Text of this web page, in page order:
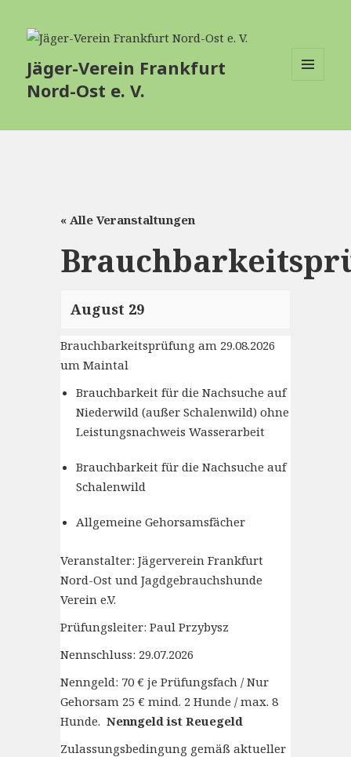
Jäger-Verein Frankfurt
Nord-Ost e. V.
« Alle Veranstaltungen
August 29
Brauchbarkeitsprüfung am 29.08.2026
um Maintal
Brauchbarkeit für die Nachsuche auf
Niederwild (außer Schalenwild) ohne
Leistungsnachweis Wasserarbeit
Brauchbarkeit für die Nachsuche auf
Schalenwild
Allgemeine Gehorsamsfächer
Veranstalter: Jägerverein Frankfurt
Nord-Ost und Jagdgebrauchshunde
Verein e.V.
Prüfungsleiter: Paul Przybysz
Nennschluss: 29.07.2026
Nenngeld: 70 € je Prüfungsfach / Nur
Gehorsam 25 € mind. 2 Hunde / max. 8
Hunde. Nenngeld ist Reuegeld
Zulassungsbedingung gemäß aktueller